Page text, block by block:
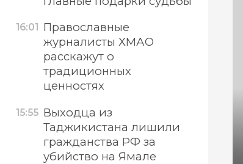
16:01
Православные
журналисты ХМАО
расскажут о
традиционных
ценностях
15:55 Выходца из
Таджикистана лишили
гражданства РФ за
убийство на Ямале